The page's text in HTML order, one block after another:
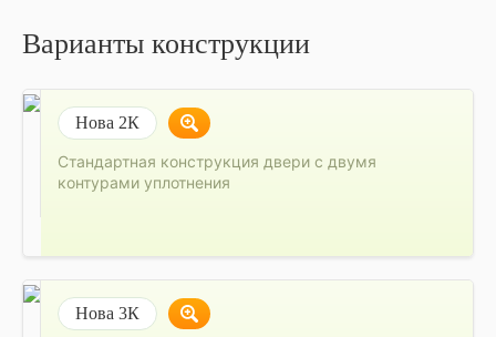
Варианты конструкции
Нова 2К
Стандартная конструкция двери с двумя
контурами уплотнения
Нова 3К